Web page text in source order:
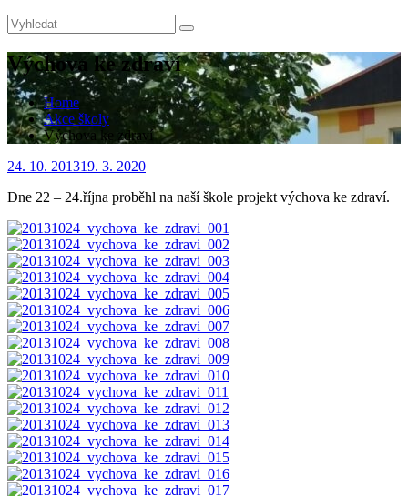
Search
for:
Search
Výchova ke zdraví
Home
Akce školy
Výchova ke zdraví
Posted
24. 10. 201319. 3. 2020
Dne 22 – 24.října proběhl na naší škole projekt výchova ke zdraví.